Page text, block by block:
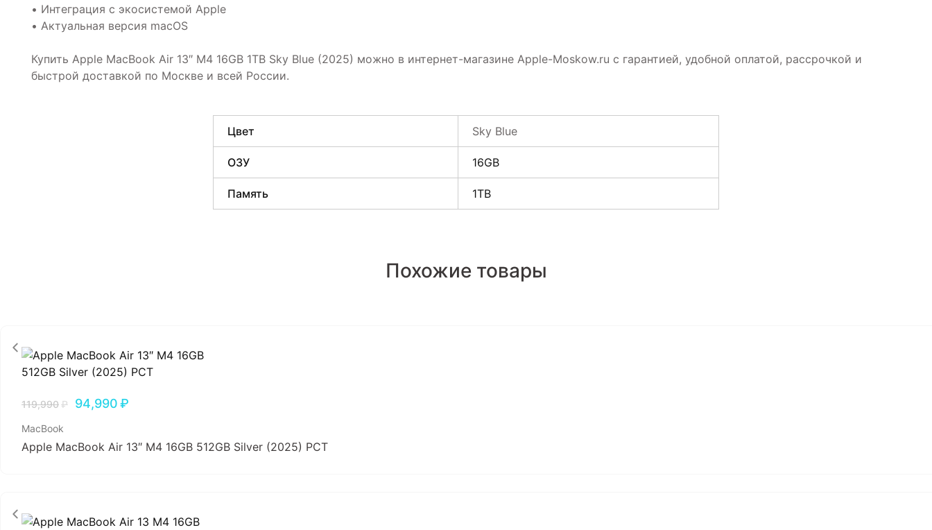
• Интеграция с экосистемой Apple
• Актуальная версия macOS
Купить Apple MacBook Air 13″ M4 16GB 1TB Sky Blue (2025) можно в интернет-магазине Apple-Moskow.ru с гарантией, удобной оплатой, рассрочкой и
быстрой доставкой по Москве и всей России.
Цвет Sky Blue
ОЗУ 16GB
Память 1TB
Похожие товары
119,990₽ 94,990₽
MacBook
Apple MacBook Air 13″ M4 16GB 512GB Silver (2025) РСТ